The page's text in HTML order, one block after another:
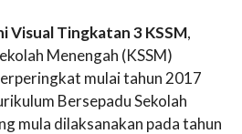
Visual Tingkatan 3 KSSM,
Menengah (KSSM)
mulai tahun 2017
Bersepadu Sekolah
mula dilaksanakan pada tahun